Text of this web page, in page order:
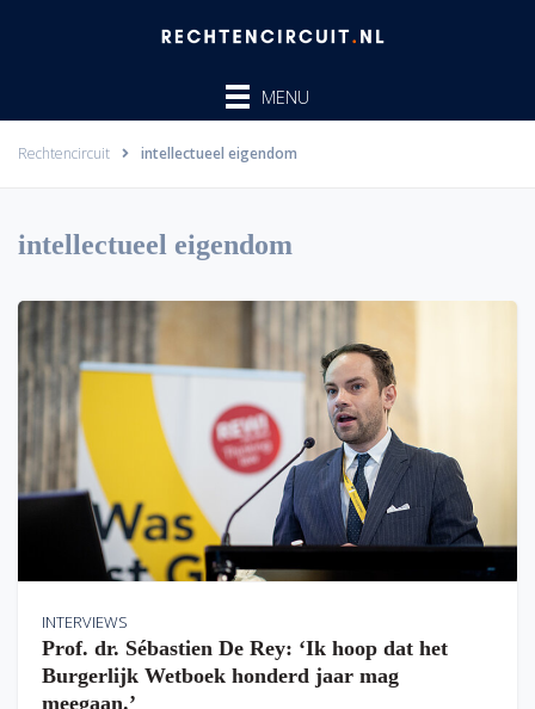
MENU
Rechtencircuit intellectueel eigendom
intellectueel eigendom
INTERVIEWS
Prof. dr. Sébastien De Rey: ‘Ik hoop dat het
Burgerlijk Wetboek honderd jaar mag
meegaan.’